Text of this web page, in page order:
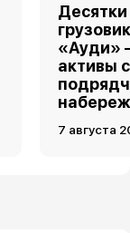
«Ауди»
активы
7 августа